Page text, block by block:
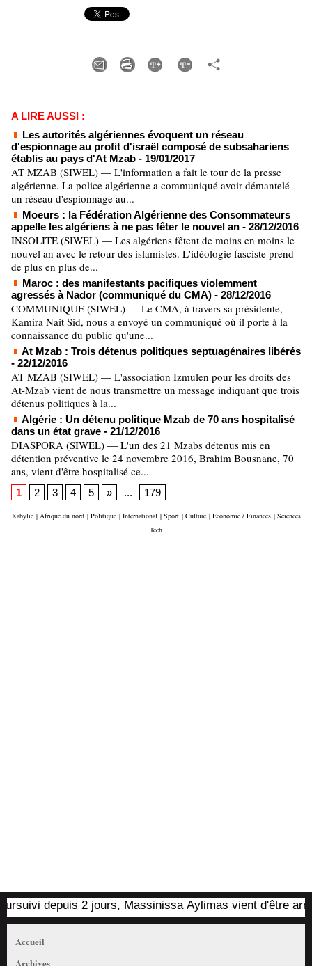
A LIRE AUSSI :
Les autorités algériennes évoquent un réseau
d'espionnage au profit d'israël composé de subsahariens
établis au pays d'At Mzab - 19/01/2017
AT MZAB (SIWEL) — L'information a fait le tour de la presse
algérienne. La police algérienne a communiqué avoir démantelé
un réseau d'espionnage au...
Moeurs : la Fédération Algérienne des Consommateurs
appelle les algériens à ne pas fêter le nouvel an - 28/12/2016
INSOLITE (SIWEL) — Les algériens fêtent de moins en moins le
nouvel an avec le retour des islamistes. L'idéologie fasciste prend
de plus en plus de...
Maroc : des manifestants pacifiques violemment
agressés à Nador (communiqué du CMA) - 28/12/2016
COMMUNIQUE (SIWEL) — Le CMA, à travers sa présidente,
Kamira Nait Sid, nous a envoyé un communiqué où il porte à la
connaissance du public qu'une...
At Mzab : Trois détenus politiques septuagénaires libérés
- 22/12/2016
AT MZAB (SIWEL) — L'association Izmulen pour les droits des
At-Mzab vient de nous transmettre un message indiquant que trois
détenus politiques à la...
Algérie : Un détenu politique Mzab de 70 ans hospitalisé
dans un état grave - 21/12/2016
DIASPORA (SIWEL) — L'un des 21 Mzabs détenus mis en
détention préventive le 24 novembre 2016, Brahim Bousnane, 70
ans, vient d'être hospitalisé ce...
1 2 3 4 5 » ... 179
Kabylie | Afrique du nord | Politique | International | Sport | Culture | Economie / Finances | Sciences
Tech
depuis 2 jours, Massinissa Aylimas vient d'être arrêté
Accueil
Archives